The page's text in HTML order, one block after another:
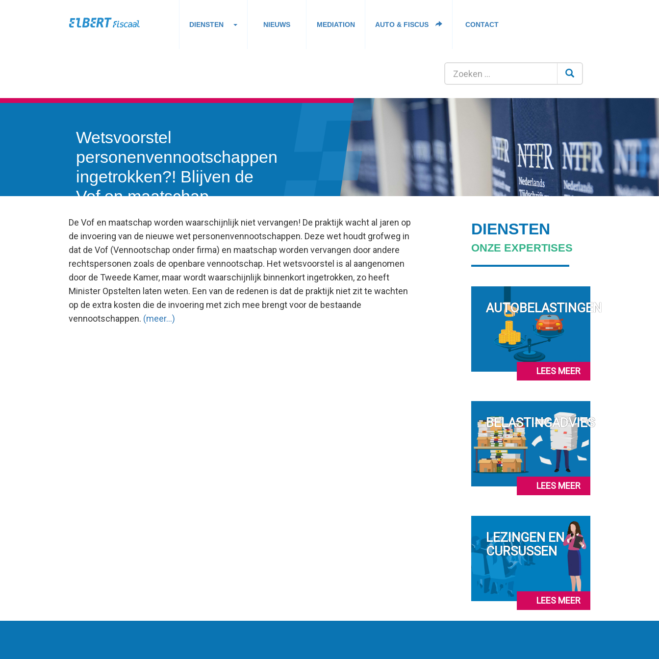
DIENSTEN NIEUWS MEDIATION AUTO & FISCUS CONTACT
Wetsvoorstel
personenvennootschappen
ingetrokken?! Blijven de
Vof en maatschap
bestaan?
De Vof en maatschap worden waarschijnlijk niet vervangen! De praktijk wacht al jaren op
de invoering van de nieuwe wet personenvennootschappen. Deze wet houdt grofweg in
dat de Vof (Vennootschap onder firma) en maatschap worden vervangen door andere
rechtspersonen zoals de openbare vennootschap. Het wetsvoorstel is al aangenomen
door de Tweede Kamer, maar wordt waarschijnlijk binnenkort ingetrokken, zo heeft
Minister Opstelten laten weten. Een van de redenen is dat de praktijk niet zit te wachten
op de extra kosten die de invoering met zich mee brengt voor de bestaande
vennootschappen. (meer…)
DIENSTEN
ONZE EXPERTISES
AUTOBELASTINGEN
LEES MEER
BELASTINGADVIES
LEES MEER
LEZINGEN EN
CURSUSSEN
LEES MEER